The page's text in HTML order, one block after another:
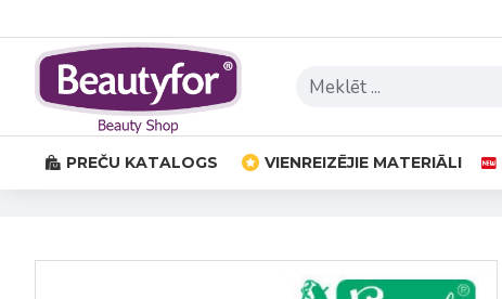
PREČU KATALOGS VIENREIZĒJIE MATERIĀLI